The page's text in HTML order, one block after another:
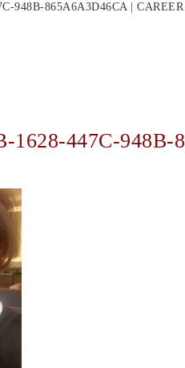
948B-865A6A3D46CA |
1628-447C-948B-